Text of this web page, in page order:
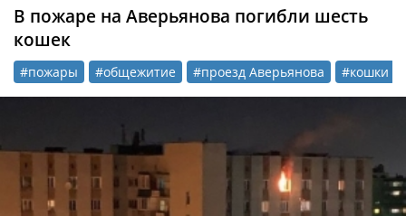
В пожаре на Аверьянова погибли шесть
кошек
#пожары #общежитие #проезд Аверьянова #кошки